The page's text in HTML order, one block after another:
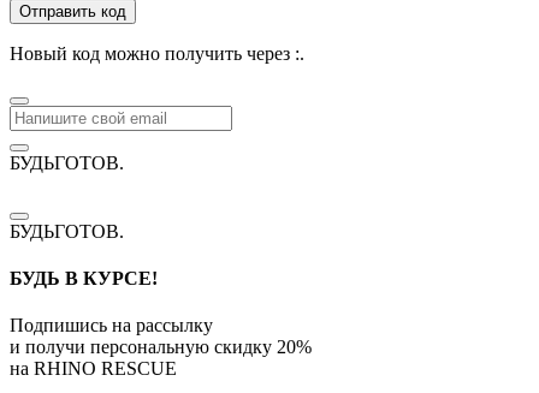
Отправить код
Новый код можно получить через :.
БУДЬГОТОВ.
БУДЬГОТОВ.
БУДЬ В КУРСЕ!
Подпишись на рассылку
и получи персональную скидку 20%
на RHINO RESCUE